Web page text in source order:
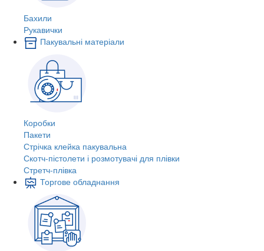
Бахили
Рукавички
Пакувальні матеріали
Коробки
Пакети
Стрічка клейка пакувальна
Скотч-пістолети і розмотувачі для плівки
Стретч-плівка
Торгове обладнання